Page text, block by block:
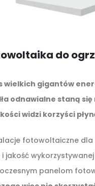
do
wielkich gigantów
odnawialne staną
widzi korzyści
fotowoltaiczne dla
i jakość
panelom